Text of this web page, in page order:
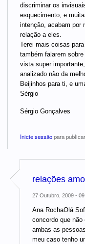
discriminar os
esquecimento, e
intenção, acabam por
relação a eles.
Terei mais coisas
também falarem
vista super
analizado não da
Beijinhos para ti, e
Sérgio
Sérgio Gonçalves
Inicie sessãopara
relações
27 Outubro, 2009 -
Ana RochaOlá
concordo que
ambas as
meu caso tenho